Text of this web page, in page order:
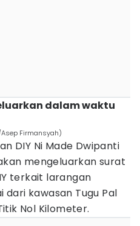
dalam waktu
Firmansyah)
DIY Ni Made Dwipanti
mengeluarkan surat
terkait larangan
kawasan Tugu Pal
Nol Kilometer.